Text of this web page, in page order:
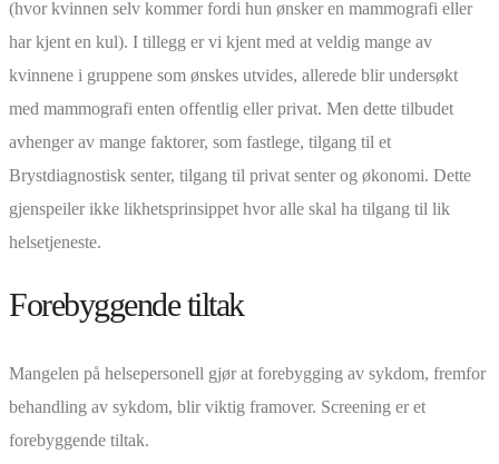
(hvor kvinnen selv kommer fordi hun ønsker en mammografi eller
har kjent en kul). I tillegg er vi kjent med at veldig mange av
kvinnene i gruppene som ønskes utvides, allerede blir undersøkt
med mammografi enten offentlig eller privat. Men dette tilbudet
avhenger av mange faktorer, som fastlege, tilgang til et
Brystdiagnostisk senter, tilgang til privat senter og økonomi. Dette
gjenspeiler ikke likhetsprinsippet hvor alle skal ha tilgang til lik
helsetjeneste.
Forebyggende tiltak
Mangelen på helsepersonell gjør at forebygging av sykdom, fremfor
behandling av sykdom, blir viktig framover. Screening er et
forebyggende tiltak.